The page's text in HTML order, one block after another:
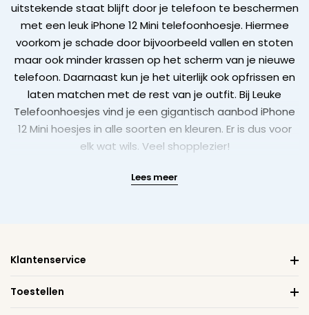
uitstekende staat blijft door je telefoon te beschermen
met een leuk iPhone 12 Mini telefoonhoesje. Hiermee
voorkom je schade door bijvoorbeeld vallen en stoten
maar ook minder krassen op het scherm van je nieuwe
telefoon. Daarnaast kun je het uiterlijk ook opfrissen en
laten matchen met de rest van je outfit. Bij Leuke
Telefoonhoesjes vind je een gigantisch aanbod iPhone
12 Mini hoesjes in alle soorten en kleuren. Er is dus voor
elk wat wils. Veel shopplezier!
Lees meer
Klantenservice
Toestellen